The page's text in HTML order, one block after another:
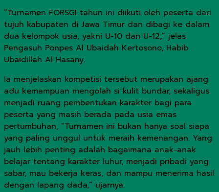
“Turnamen FORSGI tahun ini diikuti oleh peserta dari
tujuh kabupaten di Jawa Timur dan dibagi ke dalam
dua kelompok usia, yakni U-10 dan U-12,” jelas
Pengasuh Ponpes Al Ubaidah Kertosono, Habib
Ubaidillah Al Hasany.
Ia menjelaskan kompetisi tersebut merupakan ajang
adu kemampuan mengolah si kulit bundar, sekaligus
menjadi ruang pembentukan karakter bagi para
peserta yang masih berada pada usia emas
pertumbuhan, “Turnamen ini bukan hanya soal siapa
yang paling unggul untuk meraih kemenangan. Yang
jauh lebih penting adalah bagaimana anak-anak
belajar tentang karakter luhur, menjadi pribadi yang
sabar, mau bekerja keras, dan mampu menerima hasil
dengan lapang dada,” ujarnya.